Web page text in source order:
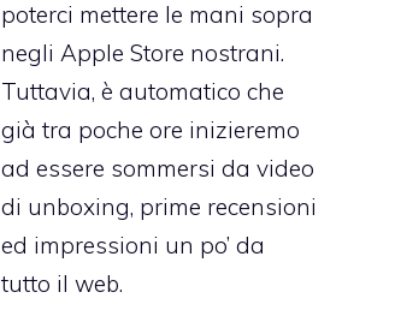
poterci mettere le mani sopra
negli Apple Store nostrani.
Tuttavia, è automatico che
già tra poche ore inizieremo
ad essere sommersi da video
di unboxing, prime recensioni
ed impressioni un po’ da
tutto il web.